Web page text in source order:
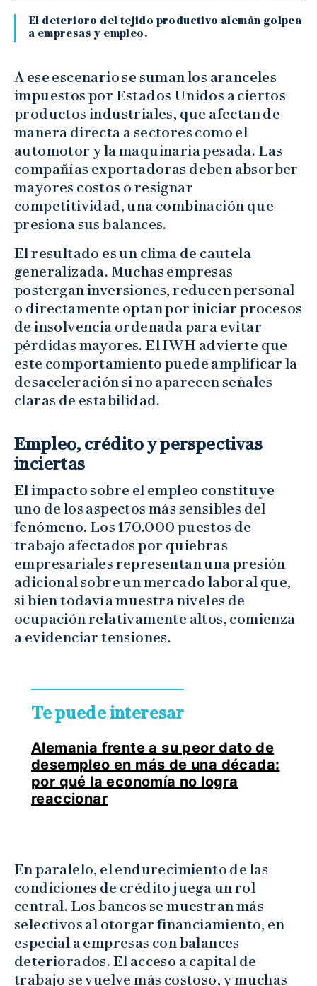
El deterioro del tejido productivo alemán golpea
a empresas y empleo.
A ese escenario se suman los aranceles
impuestos por Estados Unidos a ciertos
productos industriales, que afectan de
manera directa a sectores como el
automotor y la maquinaria pesada. Las
compañías exportadoras deben absorber
mayores costos o resignar
competitividad, una combinación que
presiona sus balances.
El resultado es un clima de cautela
generalizada. Muchas empresas
postergan inversiones, reducen personal
o directamente optan por iniciar procesos
de insolvencia ordenada para evitar
pérdidas mayores. El IWH advierte que
este comportamiento puede amplificar la
desaceleración si no aparecen señales
claras de estabilidad.
Empleo, crédito y perspectivas
inciertas
El impacto sobre el empleo constituye
uno de los aspectos más sensibles del
fenómeno. Los 170.000 puestos de
trabajo afectados por quiebras
empresariales representan una presión
adicional sobre un mercado laboral que,
si bien todavía muestra niveles de
ocupación relativamente altos, comienza
a evidenciar tensiones.
Te puede interesar
Alemania frente a su peor dato de
desempleo en más de una década:
por qué la economía no logra
reaccionar
En paralelo, el endurecimiento de las
condiciones de crédito juega un rol
central. Los bancos se muestran más
selectivos al otorgar financiamiento, en
especial a empresas con balances
deteriorados. El acceso a capital de
trabajo se vuelve más costoso, y muchas